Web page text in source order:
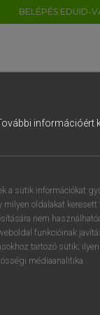
BELÉPÉS EDUID-
információért
a sütik információkat
oldalakat keresett
nem
funkcióinak
tartozó sütik;
médiaanalitika.
8 9
u i
k l é
m , .